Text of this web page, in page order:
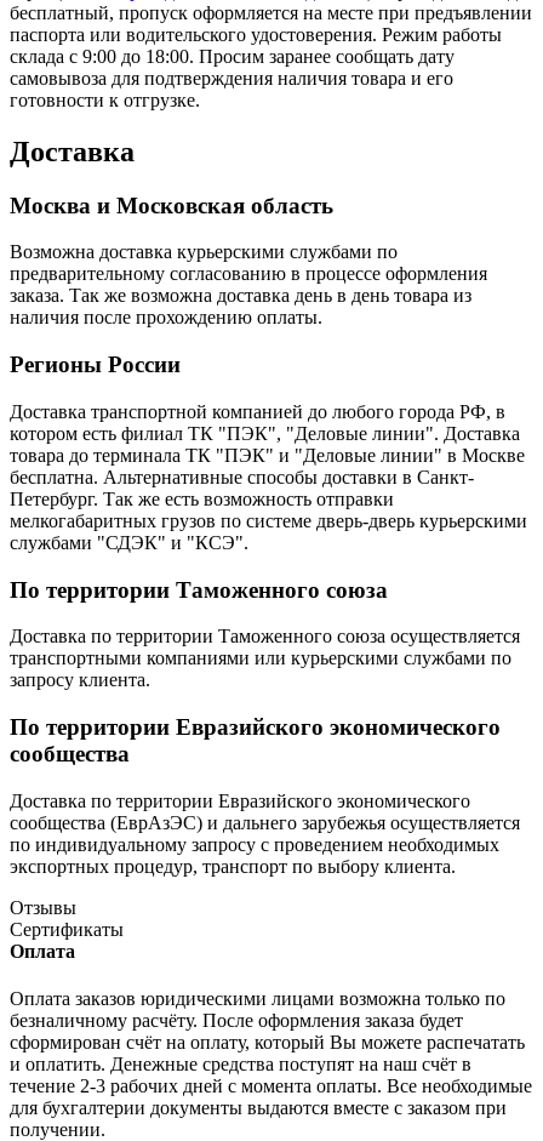
бесплатный, пропуск оформляется на месте при предъявлении
паспорта или водительского удостоверения. Режим работы
склада с 9:00 до 18:00. Просим заранее сообщать дату
самовывоза для подтверждения наличия товара и его
готовности к отгрузке.
Доставка
Москва и Московская область
Возможна доставка курьерскими службами по
предварительному согласованию в процессе оформления
заказа. Так же возможна доставка день в день товара из
наличия после прохождению оплаты.
Регионы России
Доставка транспортной компанией до любого города РФ, в
котором есть филиал ТК "ПЭК", "Деловые линии". Доставка
товара до терминала ТК "ПЭК" и "Деловые линии" в Москве
бесплатна. Альтернативные способы доставки в Санкт-
Петербург. Так же есть возможность отправки
мелкогабаритных грузов по системе дверь-дверь курьерскими
службами "СДЭК" и "КСЭ".
По территории Таможенного союза
Доставка по территории Таможенного союза осуществляется
транспортными компаниями или курьерскими службами по
запросу клиента.
По территории Евразийского экономического
сообщества
Доставка по территории Евразийского экономического
сообщества (ЕврАзЭС) и дальнего зарубежья осуществляется
по индивидуальному запросу с проведением необходимых
экспортных процедур, транспорт по выбору клиента.
Отзывы
Сертификаты
Оплата
Оплата заказов юридическими лицами возможна только по
безналичному расчёту. После оформления заказа будет
сформирован счёт на оплату, который Вы можете распечатать
и оплатить. Денежные средства поступят на наш счёт в
течение 2-3 рабочих дней с момента оплаты. Все необходимые
для бухгалтерии документы выдаются вместе с заказом при
получении.